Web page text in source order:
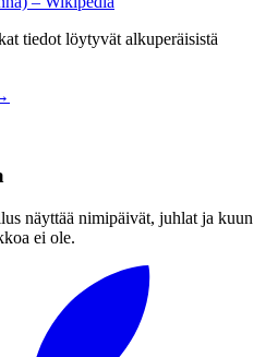
tiedot löytyvät alkuperäisistä
näyttää nimipäivät, juhlat ja kuun
ei ole.